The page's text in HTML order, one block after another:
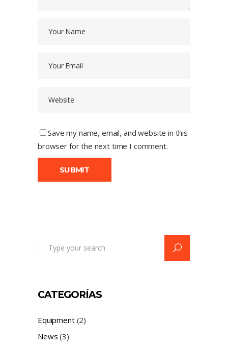
Save my name, email, and website in this
browser for the next time I comment.
CATEGORÍAS
Equipment(2)
News (3)